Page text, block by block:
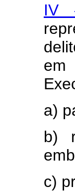
IV
a)
b)
c)